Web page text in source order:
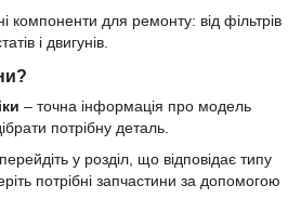
компоненти для ремонту: від фільтрів
і двигунів.
– точна інформація про модель
потрібну деталь.
у розділ, що відповідає типу
потрібні запчастини за допомогою